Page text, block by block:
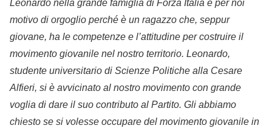
Leonardo nella grande famiglia di Forza Italia è per noi
motivo di orgoglio perché è un ragazzo che, seppur
giovane, ha le competenze e l’attitudine per costruire il
movimento giovanile nel nostro territorio. Leonardo,
studente universitario di Scienze Politiche alla Cesare
Alfieri, si è avvicinato al nostro movimento con grande
voglia di dare il suo contributo al Partito. Gli abbiamo
chiesto se si volesse occupare del movimento giovanile in